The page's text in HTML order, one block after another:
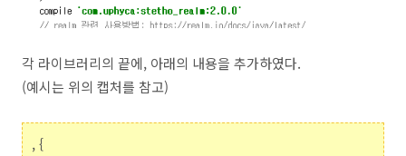
각 라이브러리의 끝에, 아래의 내용을 추가하였다.
(예시는 위의 캡처를 참고)
, {